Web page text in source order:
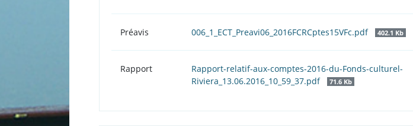
Préavis 006_1_ECT_Preavi06_2016FCRCptes15VFc.pdf 402.1 Kb
Rapport
Rapport-relatif-aux-comptes-2016-du-Fonds-culturel-
Riviera_13.06.2016_10_59_37.pdf
71.6 Kb